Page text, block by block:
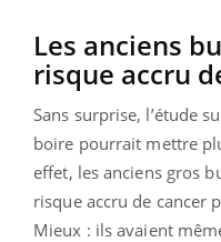
Les anciens
risque accru
Sans surprise, l’étude
boire pourrait mettre
effet, les anciens gros
risque accru de cancer
Mieux : ils avaient